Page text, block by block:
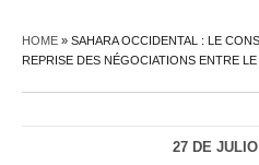
HOME » SAHARA OCCIDENTAL : LE
REPRISE DES NÉGOCIATIONS ENTRE
27 DE